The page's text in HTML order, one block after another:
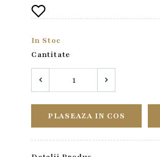
In Stoc
Cantitate
PLASEAZA IN COS